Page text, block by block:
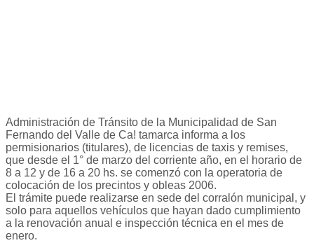
Administración de Tránsito de la Municipalidad de San
Fernando del Valle de Ca! tamarca informa a los
permisionarios (titulares), de licencias de taxis y remises,
que desde el 1° de marzo del corriente año, en el horario de
8 a 12 y de 16 a 20 hs. se comenzó con la operatoria de
colocación de los precintos y obleas 2006.
El trámite puede realizarse en sede del corralón municipal, y
solo para aquellos vehículos que hayan dado cumplimiento
a la renovación anual e inspección técnica en el mes de
enero.